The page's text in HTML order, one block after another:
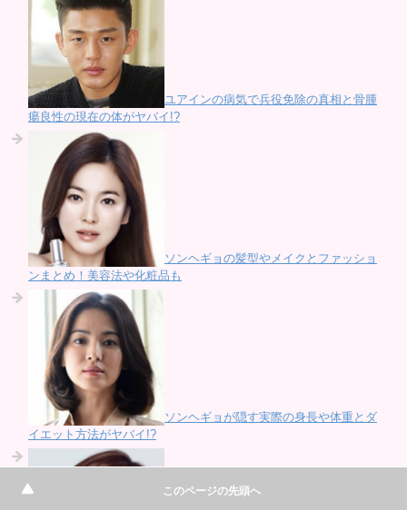
ユアインの病気で兵役免除の真相と骨腫
瘍良性の現在の体がヤバイ!?
ソンヘギョの髪型やメイクとファッショ
ンまとめ！美容法や化粧品も
ソンヘギョが隠す実際の身長や体重とダ
イエット方法がヤバイ!?
このページの先頭へ